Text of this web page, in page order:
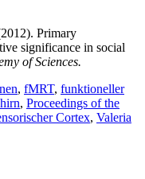
Primary
significance in social
of Sciences.
, fMRT, funktioneller
, Proceedings of the
Cortex, Valeria